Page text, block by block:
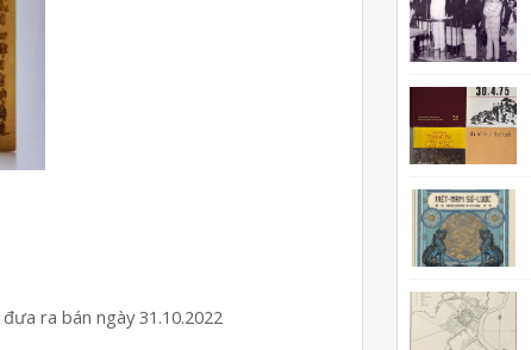
ra bán ngày 31.10.2022